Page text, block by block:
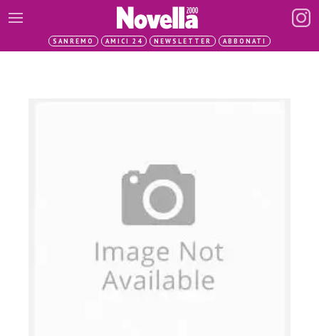
SANREMO AMICI 24 NEWSLETTER ABBONATI